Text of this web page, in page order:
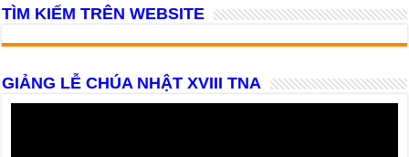
TÌM KIẾM TRÊN WEBSITE
GIẢNG LỄ CHÚA NHẬT XVIII TNA